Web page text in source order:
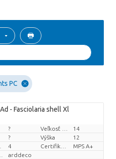
PC
- Fasciolaria shell Xl
?
14
? Výška
12
4
MPS A+
arddeco